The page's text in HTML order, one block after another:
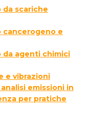
da scariche
cancerogeno e
da agenti chimici
e vibrazioni
emissioni in
per pratiche